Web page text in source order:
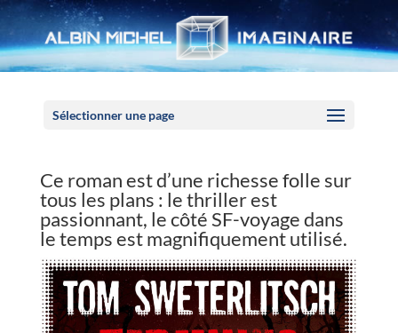
Sélectionner une page
Ce roman est d’une richesse folle sur
tous les plans : le thriller est
passionnant, le côté SF-voyage dans
le temps est magnifiquement utilisé.
Panneau de gestion des cookies